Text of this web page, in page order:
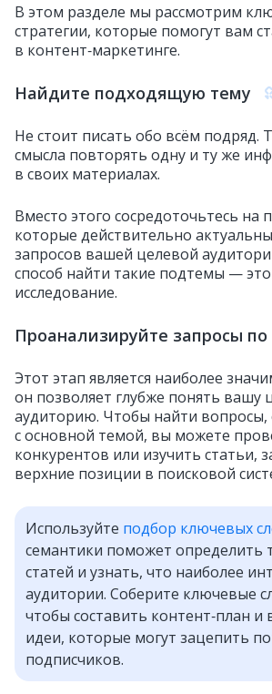
В этом разделе мы рассмотрим
стратегии, которые помогут вам
в контент‑маркетинге.
Найдите подходящую тему
Не стоит писать обо всём подряд.
смысла повторять одну и ту же
в своих материалах.
Вместо этого сосредоточьтесь на
которые действительно
запросов вашей целевой
способ найти такие подтемы —
исследование.
Проанализируйте запросы по
Этот этап является наиболее
он позволяет глубже понять вашу
аудиторию. Чтобы найти вопросы,
с основной темой, вы можете
конкурентов или изучить статьи,
верхние позиции в поисковой
Используйте подбор ключевых
семантики поможет определить
статей и узнать, что наиболее
аудитории. Соберите ключевые
чтобы составить контент‑план и
идеи, которые могут зацепить
подписчиков.